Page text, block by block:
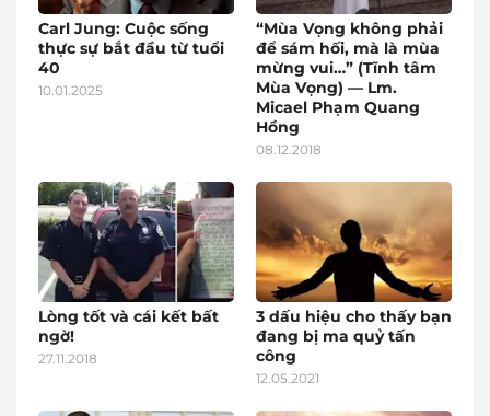
Carl Jung: Cuộc sống
thực sự bắt đầu từ tuổi
40
10.01.2025
“Mùa Vọng không phải
để sám hối, mà là mùa
mừng vui…” (Tĩnh tâm
Mùa Vọng) — Lm.
Micael Phạm Quang
Hồng
08.12.2018
Lòng tốt và cái kết bất
ngờ!
27.11.2018
3 dấu hiệu cho thấy bạn
đang bị ma quỷ tấn
công
12.05.2021